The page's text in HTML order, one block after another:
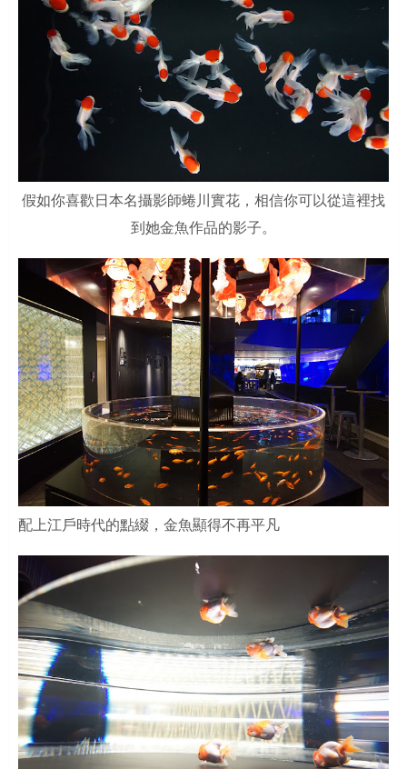
假如你喜歡日本名攝影師蜷川實花，相信你可以從這裡找
到她金魚作品的影子。
配上江戶時代的點綴，金魚顯得不再平凡